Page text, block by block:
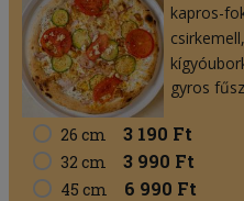
kapros-
csirkemell
gyros
26 cm 3 190 Ft
32 cm 3 990 Ft
45 cm 6 990 Ft